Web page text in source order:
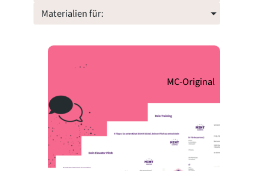
Materialien für:
MC-Original